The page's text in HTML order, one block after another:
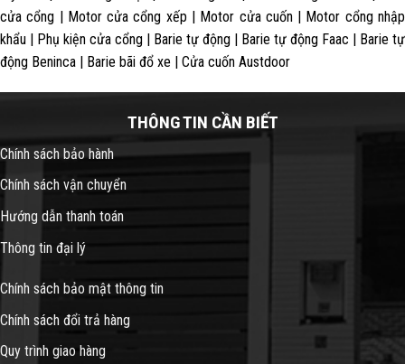
cửa cổng | Motor cửa cổng xếp | Motor cửa cuốn | Motor cổng nhập
khẩu | Phụ kiện cửa cổng | Barie tự động | Barie tự động Faac | Barie tự
động Beninca | Barie bãi đổ xe | Cửa cuốn Austdoor
THÔNG TIN CẦN BIẾT
Chính sách bảo hành
Chính sách vận chuyển
Hướng dẫn thanh toán
Thông tin đại lý
Chính sách bảo mật thông tin
Chính sách đổi trả hàng
Quy trình giao hàng